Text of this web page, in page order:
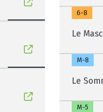
6-8
Le
M-8
Le
M-5